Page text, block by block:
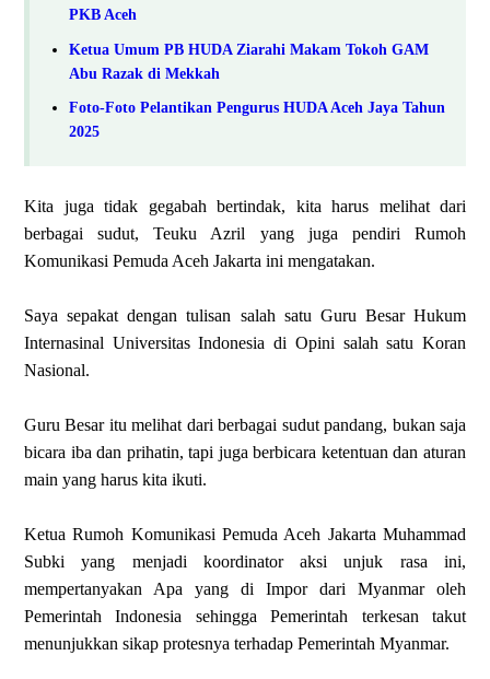
PKB Aceh
Ketua Umum PB HUDA Ziarahi Makam Tokoh GAM
Abu Razak di Mekkah
Foto-Foto Pelantikan Pengurus HUDA Aceh Jaya Tahun
2025
Kita juga tidak gegabah bertindak, kita harus melihat dari
berbagai sudut, Teuku Azril yang juga pendiri Rumoh
Komunikasi Pemuda Aceh Jakarta ini mengatakan.
Saya sepakat dengan tulisan salah satu Guru Besar Hukum
Internasinal Universitas Indonesia di Opini salah satu Koran
Nasional.
Guru Besar itu melihat dari berbagai sudut pandang, bukan saja
bicara iba dan prihatin, tapi juga berbicara ketentuan dan aturan
main yang harus kita ikuti.
Ketua Rumoh Komunikasi Pemuda Aceh Jakarta Muhammad
Subki yang menjadi koordinator aksi unjuk rasa ini,
mempertanyakan Apa yang di Impor dari Myanmar oleh
Pemerintah Indonesia sehingga Pemerintah terkesan takut
menunjukkan sikap protesnya terhadap Pemerintah Myanmar.